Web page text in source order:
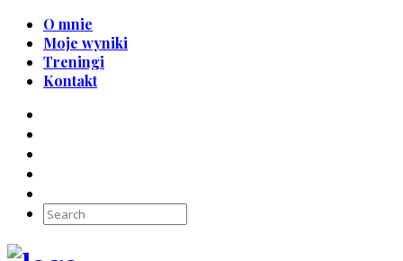
O mnie
Moje wyniki
Treningi
Kontakt